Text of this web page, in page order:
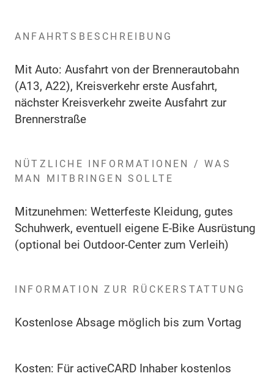
ANFAHRTSBESCHREIBUNG
Mit Auto: Ausfahrt von der Brennerautobahn
(A13, A22), Kreisverkehr erste Ausfahrt,
nächster Kreisverkehr zweite Ausfahrt zur
Brennerstraße
NÜTZLICHE INFORMATIONEN / WAS
MAN MITBRINGEN SOLLTE
Mitzunehmen: Wetterfeste Kleidung, gutes
Schuhwerk, eventuell eigene E-Bike Ausrüstung
(optional bei Outdoor-Center zum Verleih)
INFORMATION ZUR RÜCKERSTATTUNG
Kostenlose Absage möglich bis zum Vortag
Kosten: Für activeCARD Inhaber kostenlos